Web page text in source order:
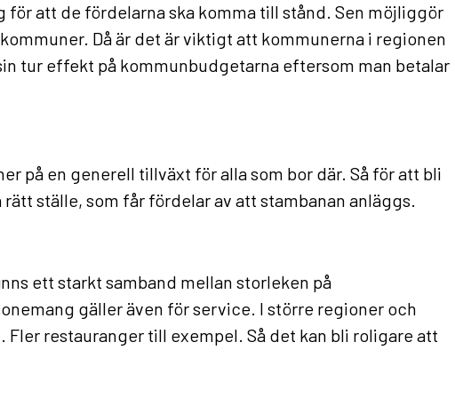
att de fördelarna ska komma till stånd. Sen möjliggör
Då är det är viktigt att kommunerna i regionen
tur effekt på kommunbudgetarna eftersom man betalar
på en generell tillväxt för alla som bor där. Så för att bli
ställe, som får fördelar av att stambanan anläggs.
ett starkt samband mellan storleken på
gäller även för service. I större regioner och
restauranger till exempel. Så det kan bli roligare att